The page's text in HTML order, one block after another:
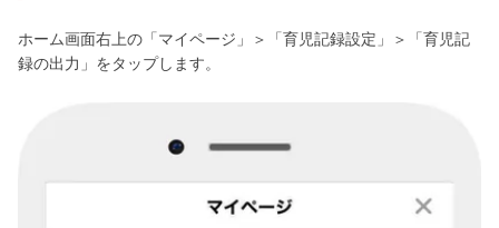
ホーム画面右上の「マイページ」＞「育児記録設定」＞「育児記
録の出力」をタップします。